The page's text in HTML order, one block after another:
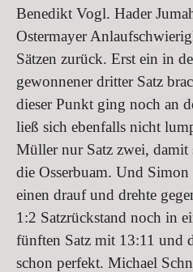
Benedikt Vogl. Hader
Ostermayer
Sätzen zurück. Erst ein in
gewonnener dritter Satz
dieser Punkt ging noch an
ließ sich ebenfalls nicht
Müller nur Satz zwei, damit
die Osserbuam. Und Simon
einen drauf und drehte
1:2 Satzrückstand noch in
fünften Satz mit 13:11 und
schon perfekt. Michael